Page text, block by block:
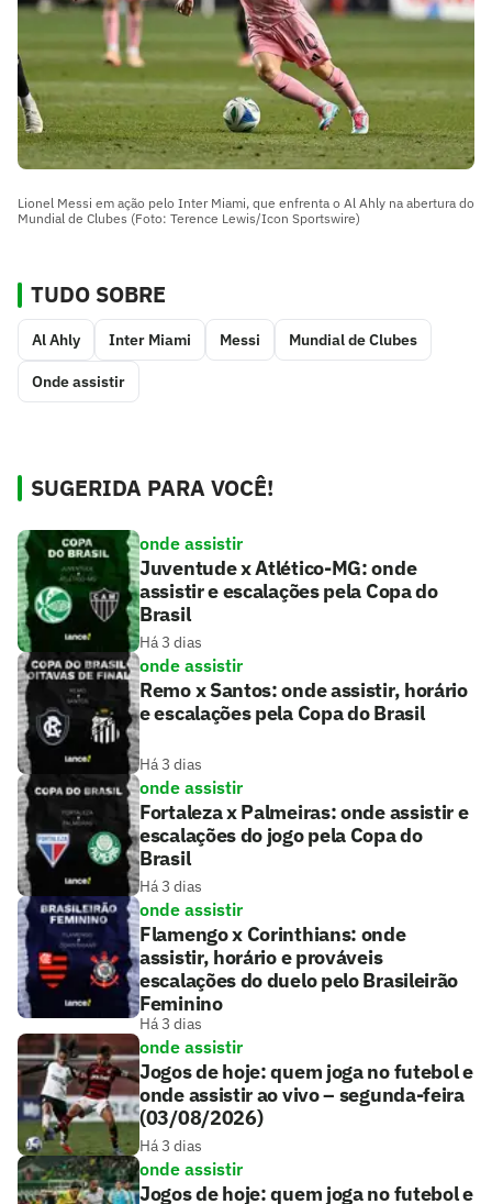
Lionel Messi em ação pelo Inter Miami, que enfrenta o Al Ahly na abertura do
Mundial de Clubes (Foto: Terence Lewis/Icon Sportswire)
TUDO SOBRE
Al Ahly Inter Miami Messi Mundial de Clubes
Onde assistir
SUGERIDA PARA VOCÊ!
onde assistir
Juventude x Atlético-MG: onde
assistir e escalações pela Copa do
Brasil
Há 3 dias
onde assistir
Remo x Santos: onde assistir, horário
e escalações pela Copa do Brasil
Há 3 dias
onde assistir
Fortaleza x Palmeiras: onde assistir e
escalações do jogo pela Copa do
Brasil
Há 3 dias
onde assistir
Flamengo x Corinthians: onde
assistir, horário e prováveis
escalações do duelo pelo Brasileirão
Feminino
Há 3 dias
onde assistir
Jogos de hoje: quem joga no futebol e
onde assistir ao vivo – segunda-feira
(03/08/2026)
Há 3 dias
onde assistir
Jogos de hoje: quem joga no futebol e